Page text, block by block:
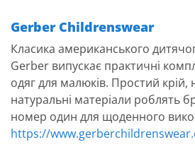
Gerber Childrenswear
Класика американського
Gerber випускає практичні
одяг для малюків. Простий крій,
натуральні матеріали роблять
номер один для щоденного
https://